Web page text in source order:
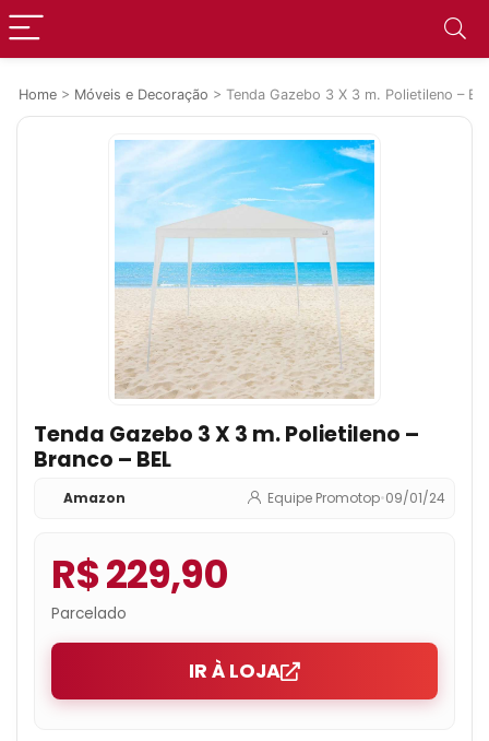
Home > Móveis e Decoração > Tenda Gazebo 3 X 3 m. Polietileno –
Tenda Gazebo 3 X 3 m. Polietileno –
Branco – BEL
Amazon Equipe Promotop•09/01/24
R$ 229,90
Parcelado
IR À LOJA